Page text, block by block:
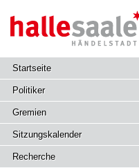
Startseite
Politiker
Gremien
Sitzungskalender
Recherche